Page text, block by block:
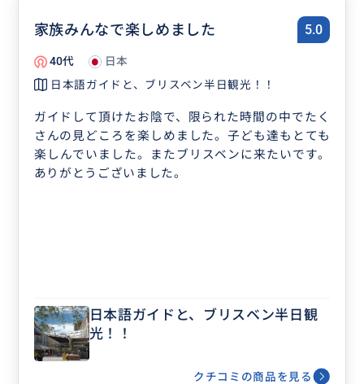
家族みんなで楽しめました 5.0
40代
日本
日本語ガイドと、ブリスベン半日観光！！
ガイドして頂けたお陰で、限られた時間の中でたく
さんの見どころを楽しめました。子ども達もとても
楽しんでいました。またブリスベンに来たいです。
ありがとうございました。
日本語ガイドと、ブリスベン半日観
光！！
クチコミの商品を見る